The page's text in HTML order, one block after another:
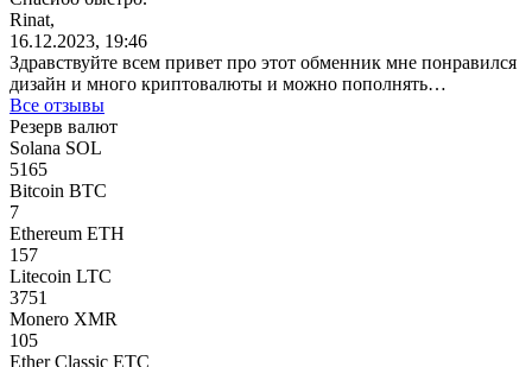
Rinat,
16.12.2023, 19:46
Здравствуйте всем привет про этот обменник мне понравился
дизайн и много криптовалюты и можно пополнять…
Все отзывы
Резерв валют
Solana SOL
5165
Bitcoin BTC
7
Ethereum ETH
157
Litecoin LTC
3751
Monero XMR
105
Ether Classic ETC